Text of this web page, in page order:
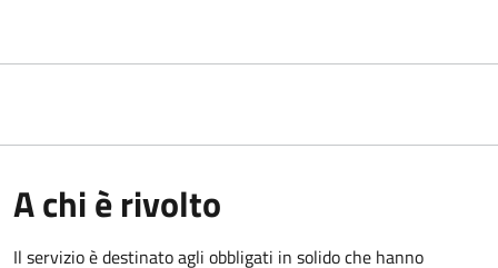
A chi è rivolto
Il servizio è destinato agli obbligati in solido che hanno